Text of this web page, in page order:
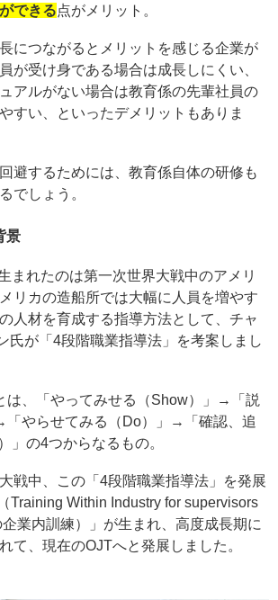
できる点がメリット。
につながるとメリットを感じる企業が
が受け身である場合は成長しにくい、
アルがない場合は教育係の先輩社員の
すい、といったデメリットもありま
避するためには、教育係自体の研修も
でしょう。
景
まれたのは第一次世界大戦中のアメリ
リカの造船所では大幅に人員を増やす
人材を育成する指導方法として、チャ
氏が「4段階職業指導法」を考案しまし
は、「やってみせる（Show）」→「説
「やらせてみる（Do）」→「確認、追
」の4つからなるもの。
戦中、この「4段階職業指導法」を発展
Training Within Industry for supervisors
業内訓練）」が生まれ、高度成長期に
て、現在のOJTへと発展しました。